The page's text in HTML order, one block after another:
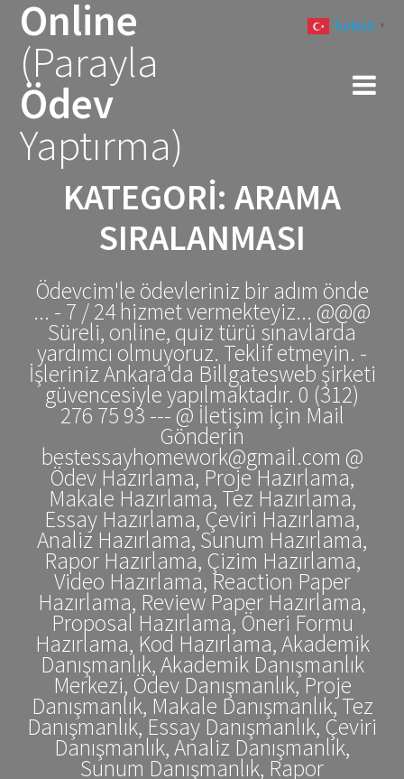
Online
(Parayla
Ödev
Yaptırma)
KATEGORI: ARAMA
SIRALANMASI
Ödevcim'le ödevleriniz bir adım önde
... - 7 / 24 hizmet vermekteyiz... @@@
Süreli, online, quiz türü sınavlarda
yardımcı olmuyoruz. Teklif etmeyin. -
İşleriniz Ankara'da Billgatesweb şirketi
güvencesiyle yapılmaktadır. 0 (312)
276 75 93 --- @ İletişim İçin Mail
Gönderin
bestessayhomework@gmail.com @
Ödev Hazırlama, Proje Hazırlama,
Makale Hazırlama, Tez Hazırlama,
Essay Hazırlama, Çeviri Hazırlama,
Analiz Hazırlama, Sunum Hazırlama,
Rapor Hazırlama, Çizim Hazırlama,
Video Hazırlama, Reaction Paper
Hazırlama, Review Paper Hazırlama,
Proposal Hazırlama, Öneri Formu
Hazırlama, Kod Hazırlama, Akademik
Danışmanlık, Akademik Danışmanlık
Merkezi, Ödev Danışmanlık, Proje
Danışmanlık, Makale Danışmanlık, Tez
Danışmanlık, Essay Danışmanlık, Çeviri
Danışmanlık, Analiz Danışmanlık,
Sunum Danışmanlık, Rapor
Turkish ▼